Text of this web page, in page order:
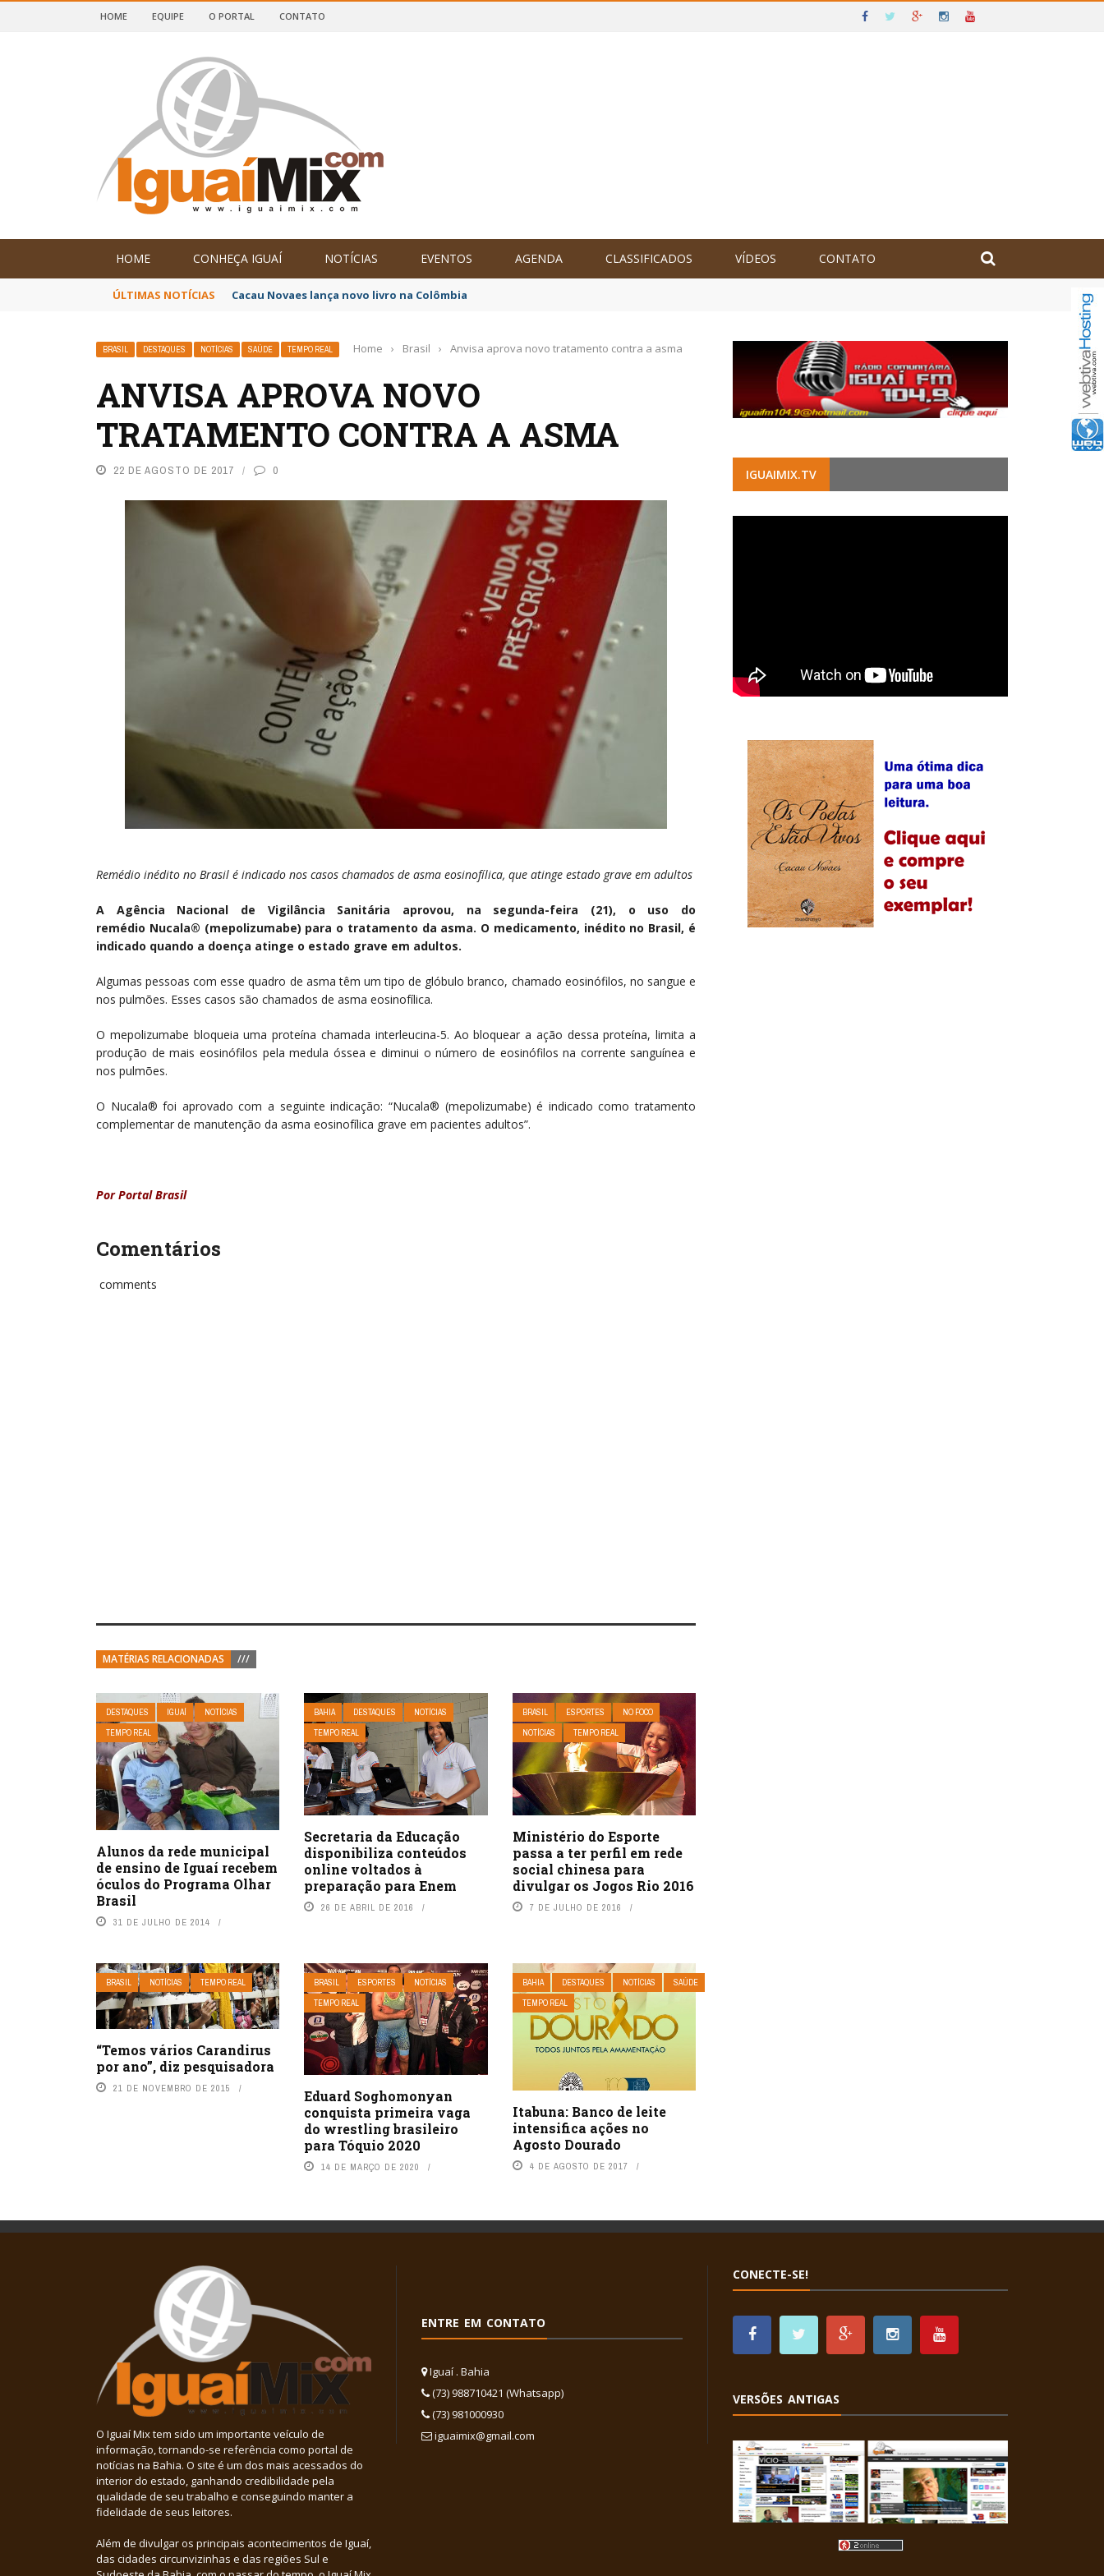
E SUDOESTE DA BAHIA
HOME EQUIPE O PORTAL CONTATO
HOME CONHEÇA IGUAÍ NOTÍCIAS EVENTOS AGENDA CLASSIFICADOS VÍDEOS CONTATO
ÚLTIMAS NOTÍCIAS Cacau Novaes lança novo livro na Colômbia
BRASIL DESTAQUES NOTÍCIAS SAÚDE TEMPO REAL Home › Brasil › Anvisa aprova novo tratamento contra a asma
ANVISA APROVA NOVO
TRATAMENTO CONTRA A ASMA
22 DE AGOSTO DE 2017 0
Remédio inédito no Brasil é indicado nos casos chamados de asma eosinofílica, que atinge estado grave em adultos
A Agência Nacional de Vigilância Sanitária aprovou, na segunda-feira (21), o uso do
remédio Nucala® (mepolizumabe) para o tratamento da asma. O medicamento, inédito no Brasil, é
indicado quando a doença atinge o estado grave em adultos.
Algumas pessoas com esse quadro de asma têm um tipo de glóbulo branco, chamado eosinófilos, no sangue e
nos pulmões. Esses casos são chamados de asma eosinofílica.
O mepolizumabe bloqueia uma proteína chamada interleucina-5. Ao bloquear a ação dessa proteína, limita a
produção de mais eosinófilos pela medula óssea e diminui o número de eosinófilos na corrente sanguínea e
nos pulmões.
O Nucala® foi aprovado com a seguinte indicação: “Nucala® (mepolizumabe) é indicado como tratamento
complementar de manutenção da asma eosinofílica grave em pacientes adultos”.
Por Portal Brasil
Comentários
comments
MATÉRIAS RELACIONADAS ///
DESTAQUES IGUAÍ
NOTÍCIAS
TEMPO REAL
Alunos da rede municipal
de ensino de Iguaí recebem
óculos do Programa Olhar
Brasil
31 DE JULHO DE 2014
BAHIA DESTAQUES
NOTÍCIAS
TEMPO REAL
Secretaria da Educação
disponibiliza conteúdos
online voltados à
preparação para Enem
26 DE ABRIL DE 2016
BRASIL ESPORTES
NO FOCO
NOTÍCIAS
TEMPO REAL
Ministério do Esporte
passa a ter perfil em rede
social chinesa para
divulgar os Jogos Rio 2016
7 DE JULHO DE 2016
BRASIL NOTÍCIAS TEMPO REAL
“Temos vários Carandirus
por ano”, diz pesquisadora
21 DE NOVEMBRO DE 2015
BRASIL ESPORTES
NOTÍCIAS
TEMPO REAL
Eduard Soghomonyan
conquista primeira vaga
do wrestling brasileiro
para Tóquio 2020
14 DE MARÇO DE 2020
BAHIA DESTAQUES NOTÍCIAS
SAÚDE
TEMPO REAL
Itabuna: Banco de leite
intensifica ações no
Agosto Dourado
4 DE AGOSTO DE 2017
IGUAIMIX.TV
O Iguaí Mix tem sido um importante veículo de
informação, tornando-se referência como portal de
notícias na Bahia. O site é um dos mais acessados do
interior do estado, ganhando credibilidade pela
qualidade de seu trabalho e conseguindo manter a
fidelidade de seus leitores.
Além de divulgar os principais acontecimentos de Iguaí,
das cidades circunvizinhas e das regiões Sul e
ENTRE EM CONTATO
Iguaí . Bahia
(73) 988710421 (Whatsapp)
(73) 981000930
iguaimix@gmail.com
CONECTE-SE!
VERSÕES ANTIGAS